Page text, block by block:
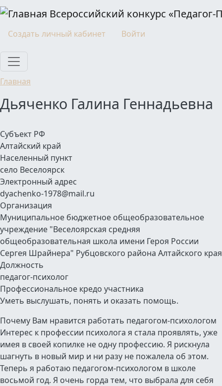
Перейти к основному содержанию
Всероссийский конкурс «Педагог-
Моя учетная запись
Создать личный кабинет Войти
Главная
Дьяченко Галина Геннадьевна
Субъект РФ
Алтайский край
Населенный пункт
село Веселоярск
Электронный адрес
dyachenko-1978@mail.ru
Организация
Муниципальное бюджетное общеобразовательное
учреждение "Веселоярская средняя
общеобразовательная школа имени Героя России
Сергея Шрайнера" Рубцовского района Алтайского края
Должность
педагог-психолог
Профессиональное кредо участника
Уметь выслушать, понять и оказать помощь.
Почему Вам нравится работать педагогом-психологом
Интерес к профессии психолога я стала проявлять, уже
имея в своей копилке не одну профессию. Я рискнула
шагнуть в новый мир и ни разу не пожалела об этом.
Теперь я работаю педагогом-психологом в школе
восьмой год. Я очень горда тем, что выбрала для себя